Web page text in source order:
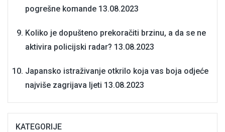
pogrešne komande 13.08.2023
Koliko je dopušteno prekoračiti brzinu, a da se ne
aktivira policijski radar? 13.08.2023
Japansko istraživanje otkrilo koja vas boja odjeće
najviše zagrijava ljeti 13.08.2023
KATEGORIJE